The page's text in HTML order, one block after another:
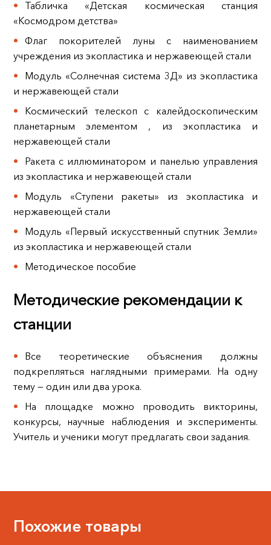
Табличка «Детская космическая станция
«Космодром детства»
Флаг покорителей луны с наименованием
учреждения из экопластика и нержавеющей стали
Модуль «Солнечная система 3Д» из экопластика
и нержавеющей стали
Космический телескоп с калейдоскопическим
планетарным элементом , из экопластика и
нержавеющей стали
Ракета с иллюминатором и панелью управления
из экопластика и нержавеющей стали
Модуль «Ступени ракеты» из экопластика и
нержавеющей стали
Модуль «Первый искусственный спутник Земли»
из экопластика и нержавеющей стали
Методическое пособие
Методические рекомендации к
станции
Все теоретические объяснения должны
подкрепляться наглядными примерами. На одну
тему — один или два урока.
На площадке можно проводить викторины,
конкурсы, научные наблюдения и эксперименты.
Учитель и ученики могут предлагать свои задания.
Похожие товары